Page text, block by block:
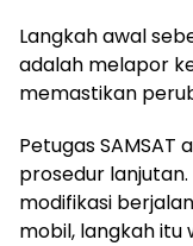
Langkah awal
adalah melapor
memastikan
Petugas
prosedur
modifikasi
mobil, langkah itu